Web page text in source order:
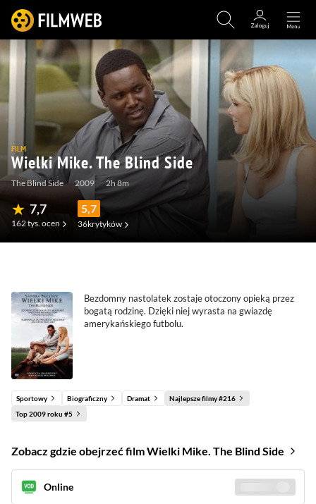
FILM
Wielki Mike. The Blind Side
The Blind Side 2009 2h 8m
7,7
162 tys. ocen
5,7
36krytyków
Bezdomny nastolatek zostaje otoczony opieką przez
bogatą rodzinę. Dzięki niej wyrasta na gwiazdę
amerykańskiego futbolu.
Sportowy Biograficzny Dramat
Najlepsze filmy #216
Top 2009 roku #5
Zobacz gdzie obejrzeć film Wielki Mike. The Blind Side
Online